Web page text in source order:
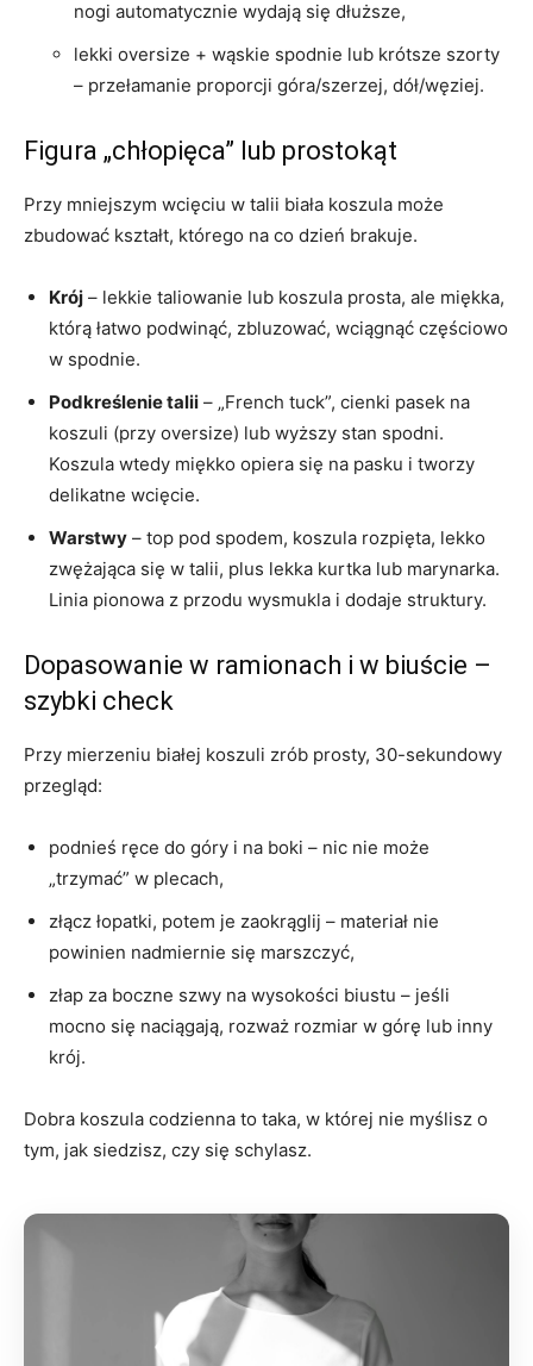
nogi automatycznie wydają się dłuższe,
lekki oversize + wąskie spodnie lub krótsze szorty
– przełamanie proporcji góra/szerzej, dół/węziej.
Figura „chłopięca” lub prostokąt
Przy mniejszym wcięciu w talii biała koszula może
zbudować kształt, którego na co dzień brakuje.
Krój – lekkie taliowanie lub koszula prosta, ale miękka,
którą łatwo podwinąć, zbluzować, wciągnąć częściowo
w spodnie.
Podkreślenie talii – „French tuck”, cienki pasek na
koszuli (przy oversize) lub wyższy stan spodni.
Koszula wtedy miękko opiera się na pasku i tworzy
delikatne wcięcie.
Warstwy – top pod spodem, koszula rozpięta, lekko
zwężająca się w talii, plus lekka kurtka lub marynarka.
Linia pionowa z przodu wysmukla i dodaje struktury.
Dopasowanie w ramionach i w biuście –
szybki check
Przy mierzeniu białej koszuli zrób prosty, 30-sekundowy
przegląd:
podnieś ręce do góry i na boki – nic nie może
„trzymać” w plecach,
złącz łopatki, potem je zaokrąglij – materiał nie
powinien nadmiernie się marszczyć,
złap za boczne szwy na wysokości biustu – jeśli
mocno się naciągają, rozważ rozmiar w górę lub inny
krój.
Dobra koszula codzienna to taka, w której nie myślisz o
tym, jak siedzisz, czy się schylasz.